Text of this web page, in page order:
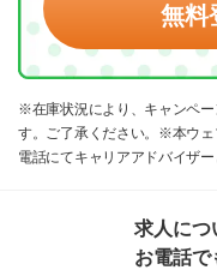
無料
※在庫状況により、キャンペー
す。ご了承ください。※本ウ
電話にてキャリアアドバイザ
求人につ
お電話で